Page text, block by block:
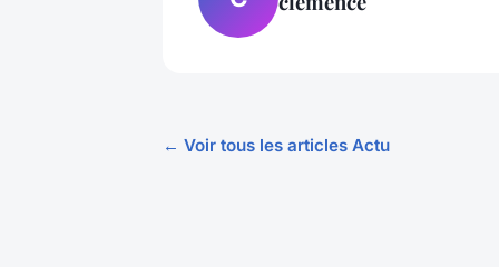
← Voir tous les articles Actu